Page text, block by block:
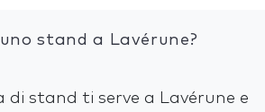
stand a Lavérune?
di stand ti serve a Lavérune e